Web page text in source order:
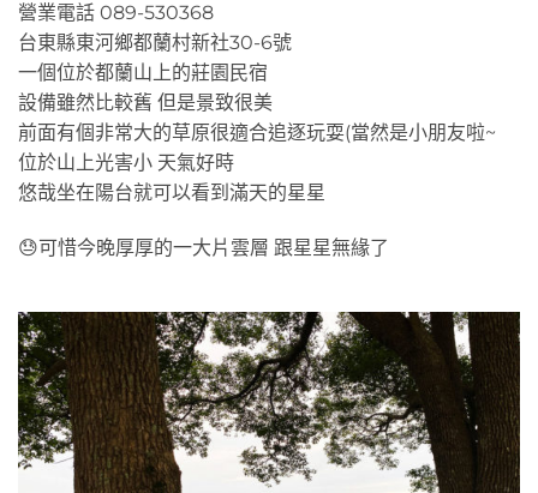
營業電話 089-530368
台東縣東河鄉都蘭村新社30-6號
一個位於都蘭山上的莊園民宿
設備雖然比較舊 但是景致很美
前面有個非常大的草原很適合追逐玩耍(當然是小朋友啦~
位於山上光害小 天氣好時
悠哉坐在陽台就可以看到滿天的星星
😓可惜今晚厚厚的一大片雲層 跟星星無緣了